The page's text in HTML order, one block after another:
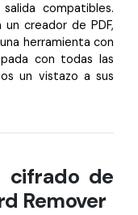
compatibles.
creador de PDF,
herramienta con
con todas las
un vistazo a sus
cifrado de
Remover